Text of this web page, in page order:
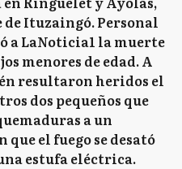
Ituzaingó. Personal
a LaNoticia1 la muerte
menores de edad. A
resultaron heridos el
dos pequeños que
a un
que el fuego se desató
estufa eléctrica.